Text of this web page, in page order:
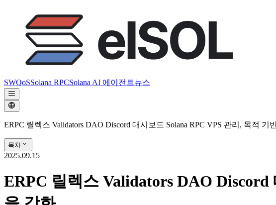
SWQoSSolana RPCSolana AI 에이전트뉴스
ERPC 릴렉스 Validators DAO Discord 대시보드 Solana RPC VPS 관리, 목적 기
목차
2025.09.15
ERPC 릴렉스 Validators DAO